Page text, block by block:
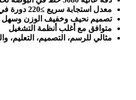
معدل استجابة سريع ≥220 دورة في الثانية
تصميم نحيف وخفيف الوزن وسهل
متوافق مع أغلب أنظمة التشغيل
مثالي للرسم، التصميم، التعليم،